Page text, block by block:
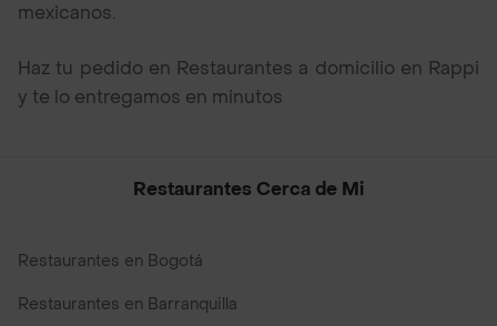
mexicanos.
Haz tu pedido en Restaurantes a domicilio en Rappi
y te lo entregamos en minutos
Restaurantes Cerca de Mi
Restaurantes en Bogotá
Restaurantes en Barranquilla